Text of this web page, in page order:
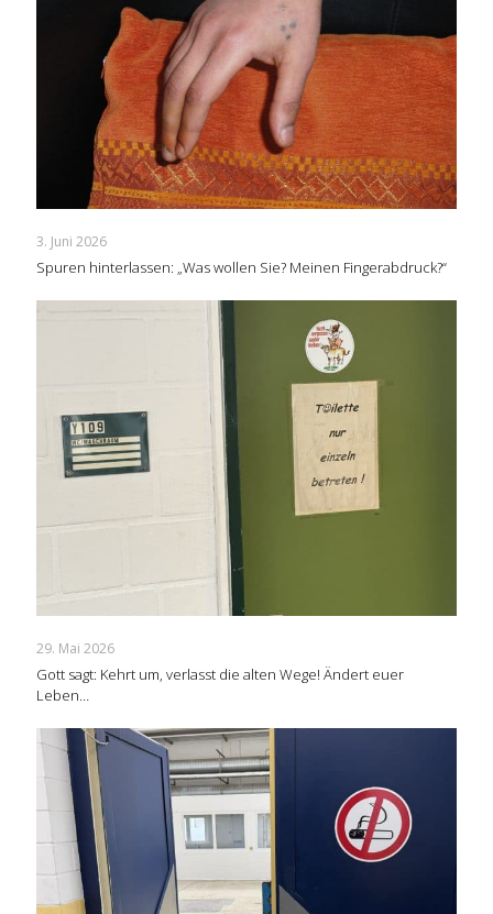
3. Juni 2026
Spuren hinterlassen: „Was wollen Sie? Meinen Fingerabdruck?“
29. Mai 2026
Gott sagt: Kehrt um, verlasst die alten Wege! Ändert euer
Leben…